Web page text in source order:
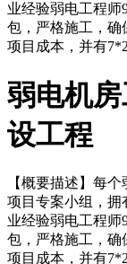
业经验弱电工程师
包，严格施工，确
项目成本，并有
弱电机
设工程
【概要描述】 每个
项目专案小组，拥
业经验弱电工程师
包，严格施工，确
项目成本，并有